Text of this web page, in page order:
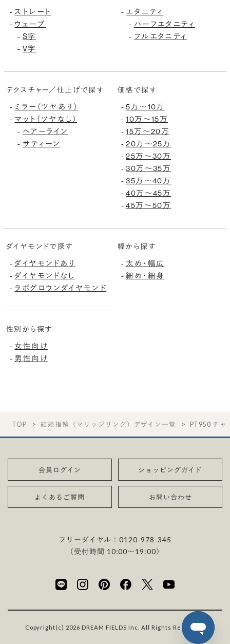
- ストレート
- ウェーブ
- S字
- V字
- エタニティ
- ハーフエタニティ
- フルエタニティ
テクスチャー／仕上げで探す
- ミラー（ツヤあり）
- マット（ツヤなし）
- ヘアーライン
- サティーン
価格で探す
-5万〜10万
-10万〜15万
-15万〜20万
-20万〜25万
-25万〜30万
-30万〜35万
-35万〜40万
-40万〜45万
-45万〜50万
ダイヤモンドで探す
-ダイヤモンドあり
-ダイヤモンドなし
- ラボグロウンダイヤモンド
幅から探す
- 太め・幅広
-細め・細身
性別から探す
- 女性向け
- 男性向け
TOP 結婚指輪（マリッジリング）デザイン一覧 PT950 チ
会員ログイン ショッピングガイド
よくあるご質問 お問い合わせ
フリーダイヤル：0120-978-345
（受付時間 10:00〜19:00）
Copyright(c) 2026 DREAM FIELDS Inc. All Rights Reserved.